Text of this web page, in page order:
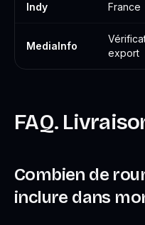
Indy France
MediaInfo
export
FAQ.
Combien de
inclure dans